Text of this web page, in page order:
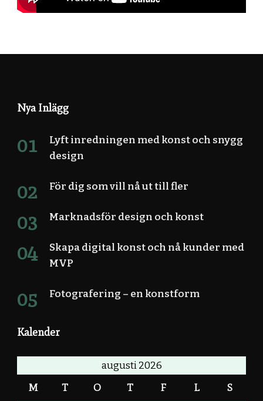
Nya Inlägg
Lyft inredningen med konst och snygg
design
För dig som vill nå ut till fler
Marknadsför design och konst
Skapa digital konst och nå kunder med
MVP
Fotografering – en konstform
Kalender
augusti 2026
M T O T F L S